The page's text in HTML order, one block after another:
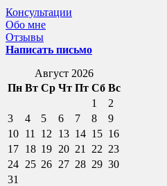
Консультации
Обо мне
Отзывы
Написать письмо
Август 2026
Пн Вт Ср Чт Пт Сб Вс
1
2
3
4 5 6 7 8
9
10 11 12 13 14 15 16
17 18 19 20 21 22 23
24 25 26 27 28 29 30
31